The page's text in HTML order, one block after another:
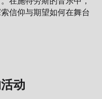
信仰与期望如何在舞台
动